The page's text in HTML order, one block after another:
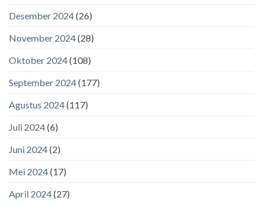
Desember 2024(26)
November 2024(28)
Oktober 2024(108)
September 2024(177)
Agustus 2024(117)
Juli 2024(6)
Juni 2024(2)
Mei 2024(17)
April 2024(27)